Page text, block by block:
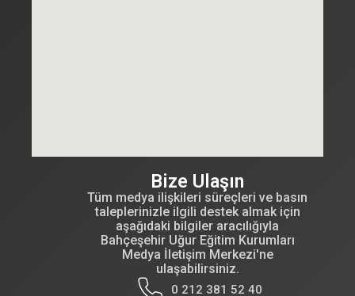
Bize Ulaşın
Tüm medya ilişkileri süreçleri ve basın
taleplerinizle ilgili destek almak için
aşağıdaki bilgiler aracılığıyla
Bahçeşehir Uğur Eğitim Kurumları
Medya İletişim Merkezi'ne
ulaşabilirsiniz.
0 212 381 52 40